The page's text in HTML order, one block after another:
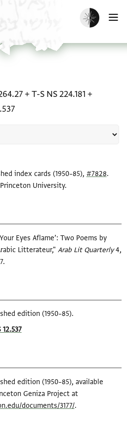
Enable dark
+T-S NS 224.181 +
index cards (1950–85), #7828.
University.
Eyes Aflame’: Two Poems by
Litterateur," Arab Lit Quarterly4,
edition (1950–85).
edition (1950–85), available
Geniza Project at
documents/3177/.